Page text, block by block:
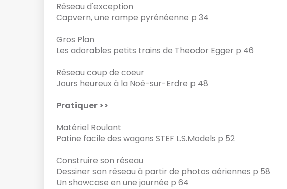
Réseau d'exception
Capvern, une rampe pyrénéenne p 34
Gros Plan
Les adorables petits trains de Theodor Egger p 46
Réseau coup de coeur
Jours heureux à la Noé-sur-Erdre p 48
Pratiquer >>
Matériel Roulant
Patine facile des wagons STEF L.S.Models p 52
Construire son réseau
Dessiner son réseau à partir de photos aériennes p 58
Un showcase en une journée p 64